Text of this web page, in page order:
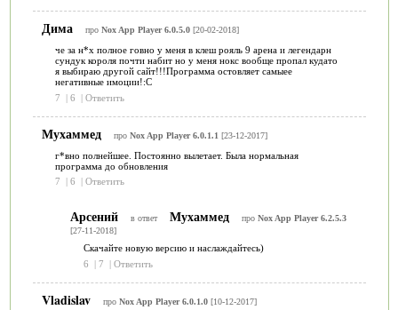
Дима про Nox App Player 6.0.5.0[20-02-2018]
че за н*х полное говно у меня в клеш рояль 9 арена и легендарн
сундук короля почти набит но у меня нокс вообще пропал кудато
я выбираю другой сайт!!!Программа остовляет самыее
негативные имоции!:C
7
| 6 | Ответить
Мухаммед про Nox App Player 6.0.1.1 [23-12-2017]
г*вно полнейшее. Постоянно вылетает. Была нормальная
программа до обновления
7
| 6 | Ответить
Арсений в ответ Мухаммед про Nox App Player 6.2.5.3
[27-11-2018]
Скачайте новую версию и наслаждайтесь)
6
| 7 | Ответить
Vladislav про Nox App Player 6.0.1.0[10-12-2017]